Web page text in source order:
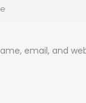
email, and